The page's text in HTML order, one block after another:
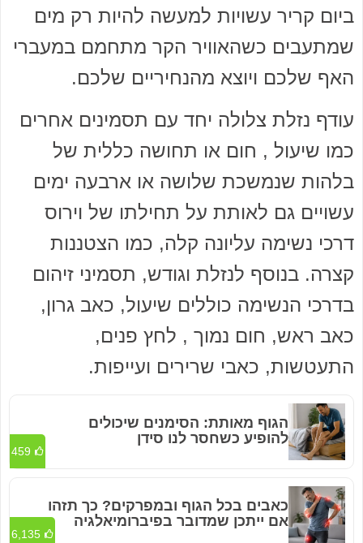
ביום קריר עשויות למעשה להיות רק מים
שמתעבים כשהאוויר הקר מתחמם במעברי
האף שלכם ויוצא מהנחיריים שלכם.
עודף נזלת צלולה יחד עם תסמינים אחרים
כמו שיעול , חום או תחושה כללית של
בלהות שנמשכת שלושה או ארבעה ימים
עשויים גם לאותת על תחילתו של וירוס
דרכי נשימה עליונה קלה, כמו הצטננות
קצרה. בנוסף לנזלת וגודש, תסמיני זיהום
בדרכי הנשימה כוללים שיעול, כאב גרון,
כאב ראש, חום נמוך , לחץ פנים,
התעטשות, כאבי שרירים ועייפות.
הגוף מאותת: הסימנים שיכולים
להופיע כשחסר לנו סידן
459
כאבים בכל הגוף ובמפרקים? כך תזהו
אם ייתכן שמדובר בפיברומיאלגיה
6,135